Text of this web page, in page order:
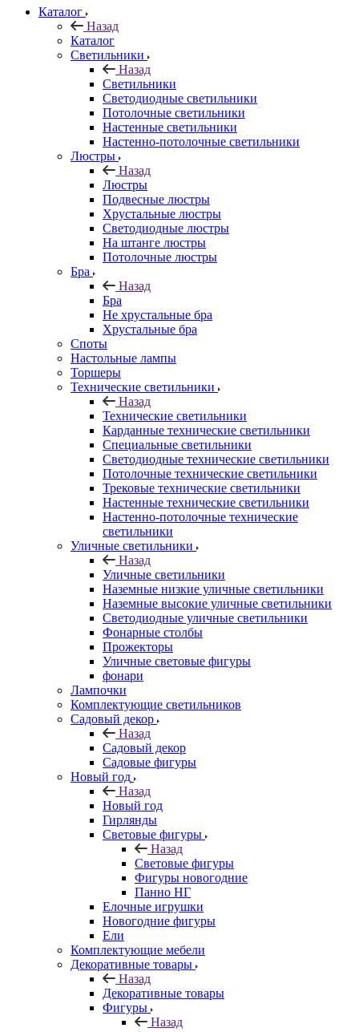
Каталог
Назад
Каталог
Светильники
Назад
Светильники
Светодиодные светильники
Потолочные светильники
Настенные светильники
Настенно-потолочные светильники
Люстры
Назад
Люстры
Подвесные люстры
Хрустальные люстры
Светодиодные люстры
На штанге люстры
Потолочные люстры
Бра
Назад
Бра
Не хрустальные бра
Хрустальные бра
Споты
Настольные лампы
Торшеры
Технические светильники
Назад
Технические светильники
Карданные технические светильники
Специальные светильники
Светодиодные технические светильники
Потолочные технические светильники
Трековые технические светильники
Настенные технические светильники
Настенно-потолочные технические
светильники
Уличные светильники
Назад
Уличные светильники
Наземные низкие уличные светильники
Наземные высокие уличные светильники
Светодиодные уличные светильники
Фонарные столбы
Прожекторы
Уличные световые фигуры
фонари
Лампочки
Комплектующие светильников
Садовый декор
Назад
Садовый декор
Садовые фигуры
Новый год
Назад
Новый год
Гирлянды
Световые фигуры
Назад
Световые фигуры
Фигуры новогодние
Панно НГ
Елочные игрушки
Новогодние фигуры
Ели
Комплектующие мебели
Декоративные товары
Назад
Декоративные товары
Фигуры
Назад